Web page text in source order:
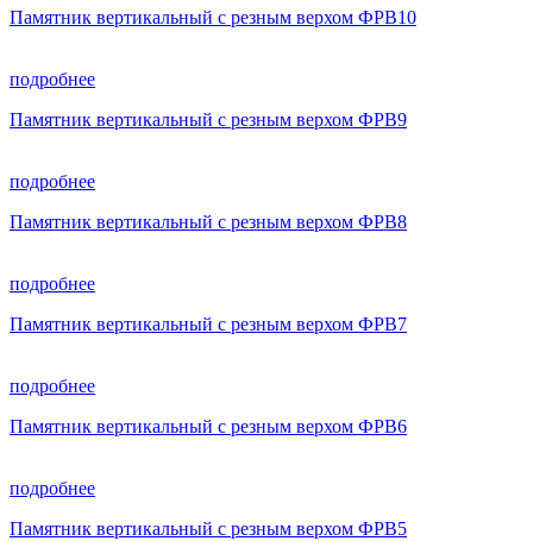
Памятник вертикальный с резным верхом ФРВ10
подробнее
Памятник вертикальный с резным верхом ФРВ9
подробнее
Памятник вертикальный с резным верхом ФРВ8
подробнее
Памятник вертикальный с резным верхом ФРВ7
подробнее
Памятник вертикальный с резным верхом ФРВ6
подробнее
Памятник вертикальный с резным верхом ФРВ5